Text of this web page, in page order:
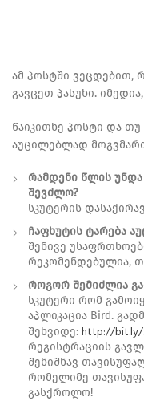
ამ პოსტში ვეცდებით,
გავცეთ პასუხი.
წაიკითხე პოსტი და
აუცილებლად
რამდენი წლის
შევძლო?
სკუტერის
ჩაფხუტის ტარება
შენივე
რეკომენდებულია,
როგორ შემიძლია
სკუტერი რომ
აპლიკაცია Bird.
შეხვიდე: http://bit.ly/
რეგისტრაციის
შენიშნავ
რომელიმე
გასქროლო!